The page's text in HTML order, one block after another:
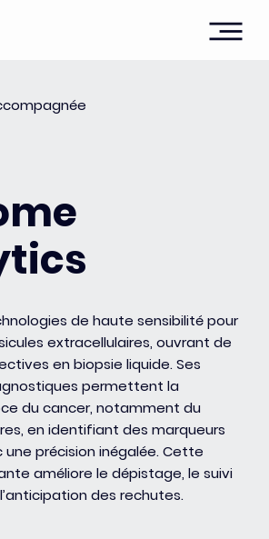
de haute sensibilité pour
extracellulaires, ouvrant de
en biopsie liquide. Ses
permettent la
du cancer, notamment du
en identifiant des marqueurs
précision inégalée. Cette
améliore le dépistage, le suivi
des rechutes.